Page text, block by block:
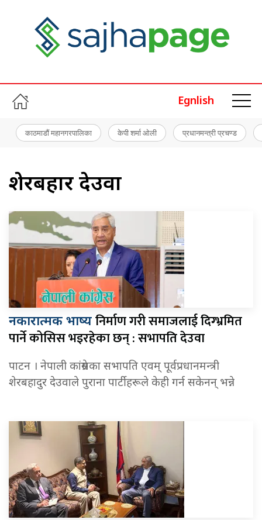
Egnlish
काठमाडौं महानगरपालिका केपी शर्मा ओली प्रधानमन्त्री प्रचण्ड
शेरबहादुर देउवा
नकारात्मक भाष्य निर्माण गरी समाजलाई दिग्भ्रमित
पार्ने कोसिस भइरहेका छन् : सभापति देउवा
पाटन । नेपाली कांग्रेसका सभापति एवम् पूर्वप्रधानमन्त्री
शेरबहादुर देउवाले पुराना पार्टीहरूले केही गर्न सकेनन् भन्ने